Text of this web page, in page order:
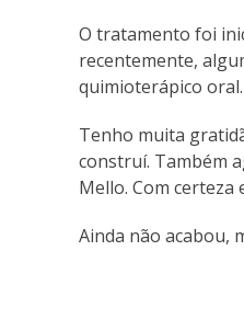
O tratamento foi
recentemente,
quimioterápico
Tenho muita
construí. Também
Mello. Com certeza
Ainda não acabou,